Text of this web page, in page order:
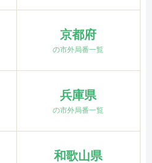
京都府
の市外局番一覧
兵庫県
の市外局番一覧
和歌山県